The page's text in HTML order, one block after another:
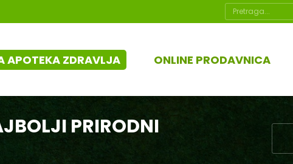
Search:
APOTEKA ZDRAVLJA ONLINE PRODAVNICA
PRIRODNI